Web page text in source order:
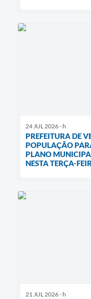
24 JUL 2026 - h
PREFEITURA DE
POPULAÇÃO
PLANO
NESTA TERÇA-
21 JUL 2026 - h